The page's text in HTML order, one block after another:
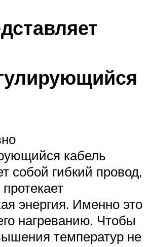
кабель
собой гибкий провод,
энергия. Именно это
нагреванию. Чтобы
температур не